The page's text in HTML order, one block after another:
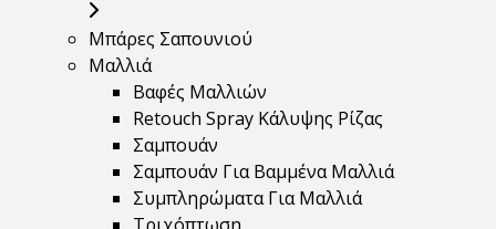
Μπάρες Σαπουνιού
Μαλλιά
Βαφές Μαλλιών
Retouch Spray Κάλυψης Ρίζας
Σαμπουάν
Σαμπουάν Για Βαμμένα Μαλλιά
Συμπληρώματα Για Μαλλιά